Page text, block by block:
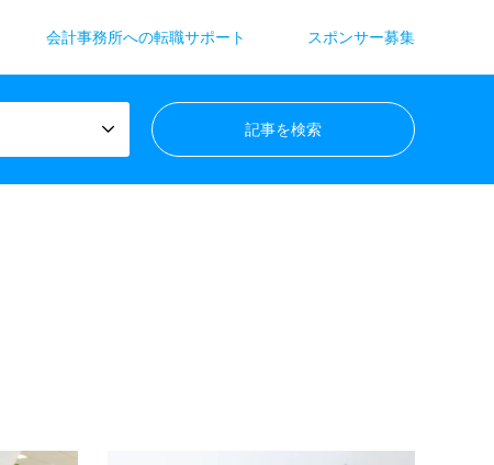
会計事務所への転職サポート スポンサー募集